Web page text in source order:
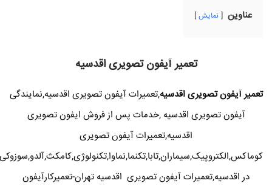
عناوین نمایش
تعمیر آیفون تصویری اقدسیه
تعمیر آیفون تصویری اقدسیه,تعمیرات آیفون تصویری اقدسیه,نمایندگی
آیفون تصویری اقدسیه ,خدمات پس از فروش ایفون تصویری
اقدسیه,تعمیرات آیفون تصویری
کوماکس,الکتروپیک,سیماران,تابا,تکنما,نماوا,تکنولوژی,کامکث,آلدو,سوزوکی
در اقدسیه,تعمیرات آیفون تصویری اقدسیه تهران-تعمیرکارآیفون